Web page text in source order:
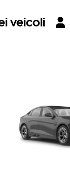
veicoli